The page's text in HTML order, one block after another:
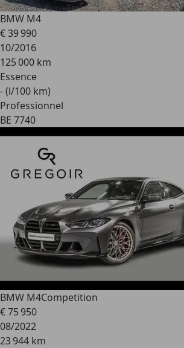
BMW M4
€ 39 990
10/2016
125 000 km
Essence
- (l/100 km)
Professionnel
BE 7740
BMW M4Competition
€ 75 950
08/2022
23 944 km